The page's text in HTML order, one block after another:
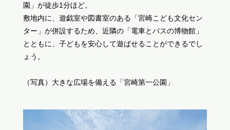
園」が徒歩1分ほど。
敷地内に、遊戯室や図書室のある「宮崎こども文化セン
ター」が併設するため、近隣の「電車とバスの博物館」
とともに、子どもを安心して遊ばせることができるでし
ょう。
（写真）大きな広場を備える「宮崎第一公園」